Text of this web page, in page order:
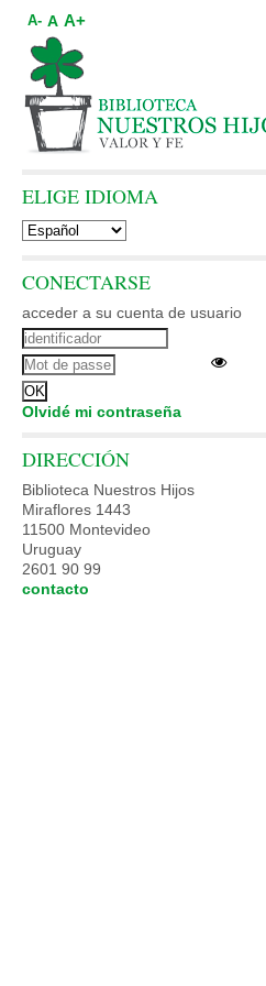
A- A A+
ELIGE IDIOMA
CONECTARSE
acceder a su cuenta de usuario
Olvidé mi contraseña
DIRECCIÓN
Biblioteca Nuestros Hijos
Miraflores 1443
11500 Montevideo
Uruguay
2601 90 99
contacto